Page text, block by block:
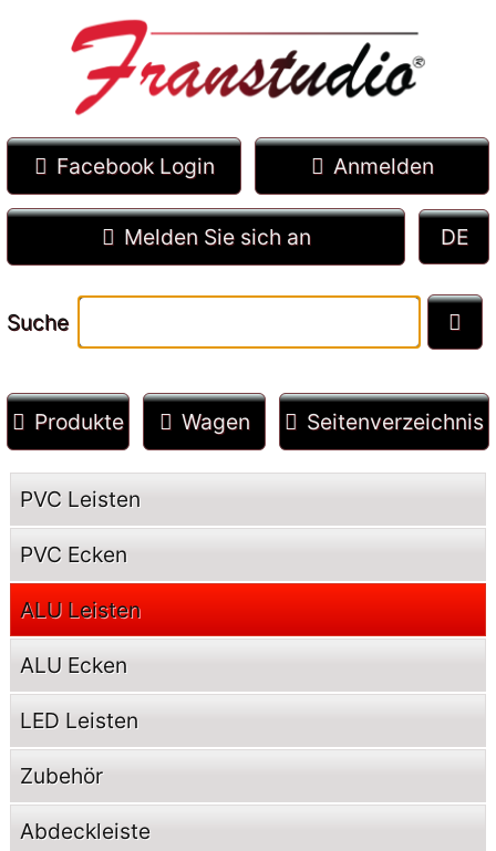
Facebook Login Anmelden
Melden Sie sich an
Suche
Produkte Wagen Seitenverzeichnis
PVC Leisten
PVC Ecken
ALU Leisten
ALU Ecken
LED Leisten
Zubehör
Abdeckleiste